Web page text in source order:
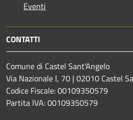
Eventi
CONTATTI
Comune di Castel Sant'Angelo
Via Nazionale I, 70 | 02010 Castel
Codice Fiscale: 00109350579
Partita IVA: 00109350579